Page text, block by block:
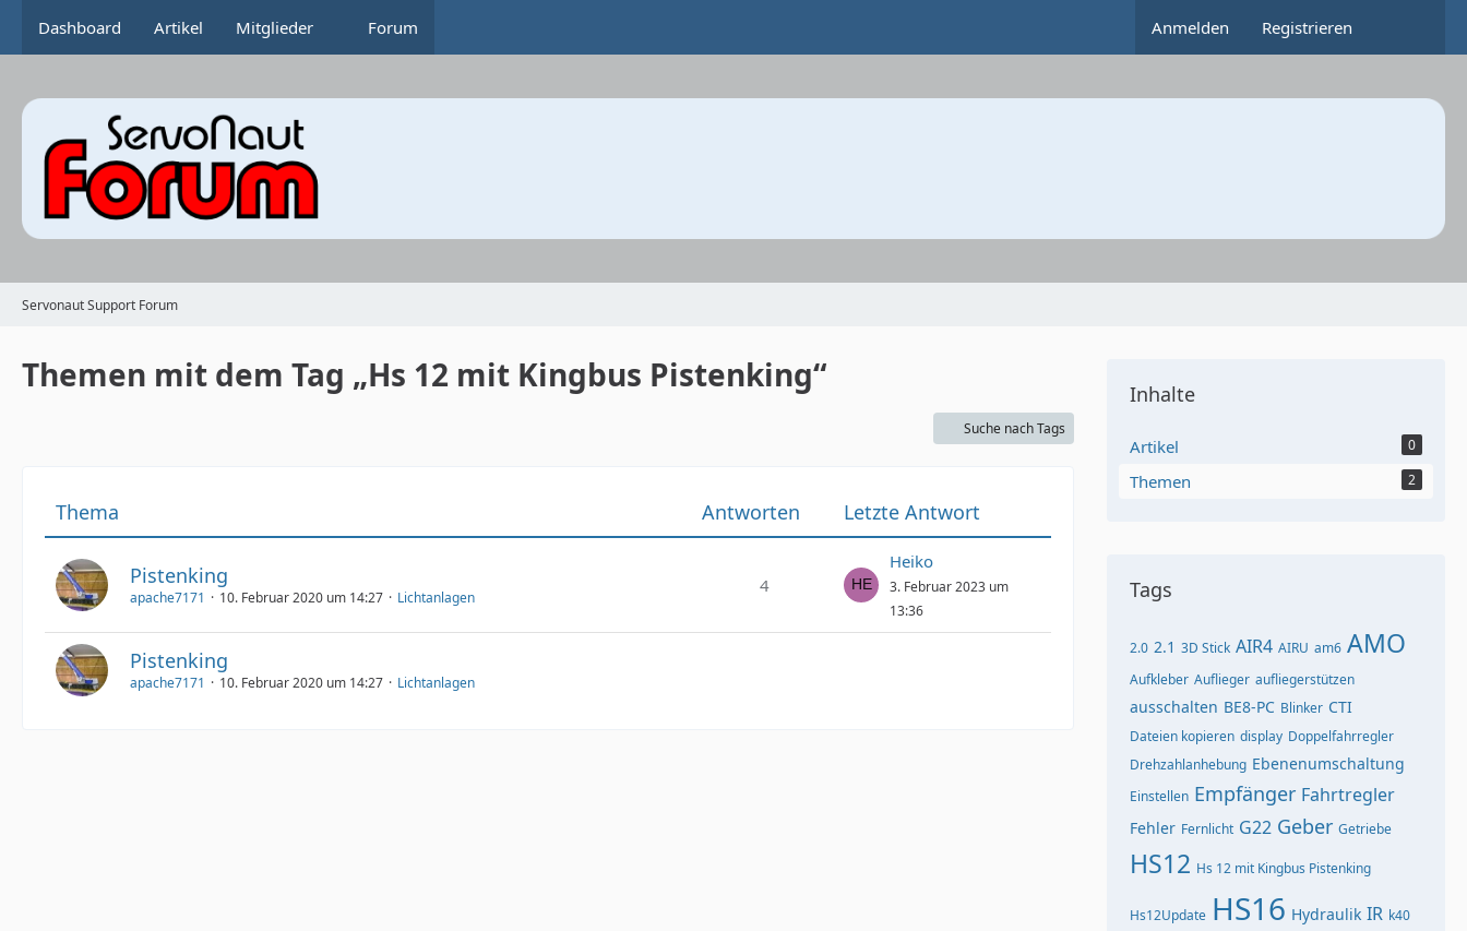
Dashboard Artikel Mitglieder Forum Anmelden Registrieren
Servonaut Support Forum
Themen mit dem Tag „Hs 12 mit Kingbus Pistenking“
Suche nach Tags
Thema Antworten Letzte Antwort
Pistenking
apache7171 10. Februar 2020 um 14:27 Lichtanlagen
4
Heiko
3. Februar 2023 um
13:36
Pistenking
apache7171 10. Februar 2020 um 14:27 Lichtanlagen
Inhalte
Artikel 0
Themen 2
Tags
2.0 2.1 3D Stick AIR4 AIRU am6 AMO
Aufkleber Auflieger aufliegerstützen
ausschalten BE8-PC Blinker CTI
Dateien kopieren display Doppelfahrregler
Drehzahlanhebung Ebenenumschaltung
Einstellen Empfänger Fahrtregler
Fehler Fernlicht G22 Geber Getriebe
HS12 Hs 12 mit Kingbus Pistenking
Hs12Update HS16 Hydraulik IR k40